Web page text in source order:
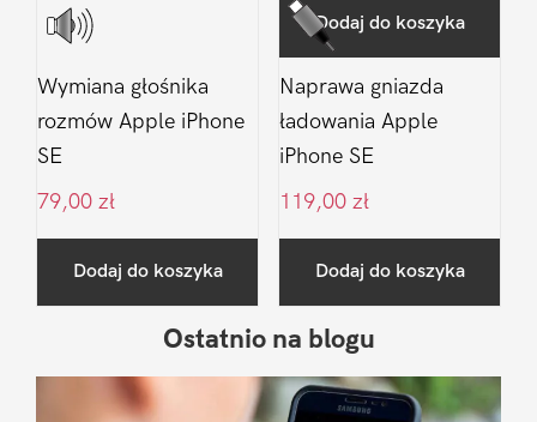
Dodaj do koszyka
Wymiana głośnika
rozmów Apple iPhone
SE
79,00 zł
Dodaj do koszyka
Naprawa gniazda
ładowania Apple
iPhone SE
119,00 zł
Dodaj do koszyka
Sidebar
Ostatnio na blogu